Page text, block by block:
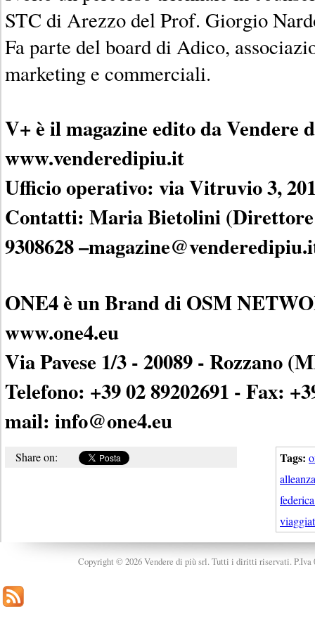
STC di Arezzo del Prof. Giorgio
Fa parte del board di Adico,
marketing e commerciali.
V+ è il magazine edito da Vendere
www.venderedipiu.it
Ufficio operativo: via Vitruvio 3,
Contatti: Maria Bietolini (Direttore
9308628
ONE4 è un Brand di OSM
www.one4.eu
Via Pavese 1/3 - 20089 - Rozzano
Telefono: +39 02 89202691 - Fax:
mail: info@one4.eu
Tags:
alleanza
Share on:
Copyright © 2026 Vendere di più srl. Tutti i diritti riservati. P.Iva